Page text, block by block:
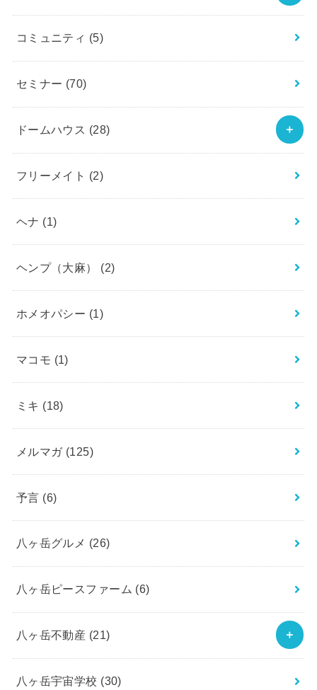
コミュニティ (5)
セミナー (70)
ドームハウス (28)
フリーメイト (2)
ヘナ (1)
ヘンプ（大麻） (2)
ホメオパシー (1)
マコモ (1)
ミキ (18)
メルマガ (125)
予言 (6)
八ヶ岳グルメ (26)
八ヶ岳ピースファーム (6)
八ヶ岳不動産 (21)
八ヶ岳宇宙学校 (30)